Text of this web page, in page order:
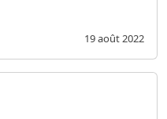
19 août 2022